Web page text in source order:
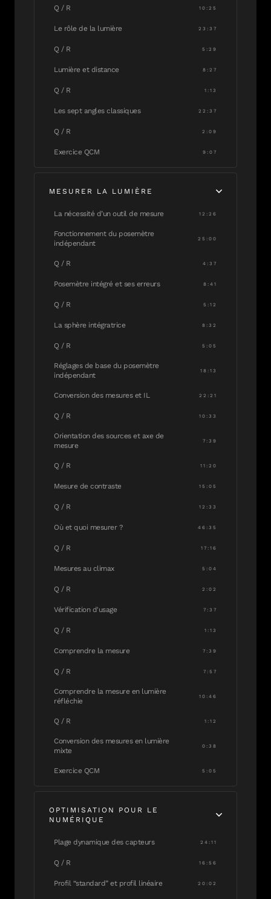
Q / R 10:25
Le rôle de la lumière 23:37
Q / R 5:29
Lumière et distance 8:27
Q / R 1:13
Les sept angles classiques 22:37
Q / R 2:09
Exercice QCM 9:07
MESURER LA LUMIÈRE
La nécessité d’un outil de mesure 12:26
Fonctionnement du posemètre
indépendant
25:00
Q / R 4:37
Posemètre intégré et ses erreurs 8:41
Q / R 5:12
La sphère intégratrice 8:32
Q / R 5:05
Réglages de base du posemètre
indépendant
18:13
Conversion des mesures et IL 22:21
Q / R 10:33
Orientation des sources et axe de
mesure
7:39
Q / R 11:20
Mesure de contraste 15:05
Q / R 12:33
Où et quoi mesurer ? 46:35
Q / R 17:16
Mesures au climax 5:04
Q / R 2:02
Vérification d'usage 7:37
Q / R 1:13
Comprendre la mesure 7:39
Q / R 7:57
Comprendre la mesure en lumière
réfléchie
10:46
Q / R 1:12
Conversion des mesures en lumière
mixte
0:38
Exercice QCM 5:05
OPTIMISATION POUR LE
NUMÉRIQUE
Plage dynamique des capteurs 24:11
Q / R 16:56
Profil “standard” et profil linéaire 20:02